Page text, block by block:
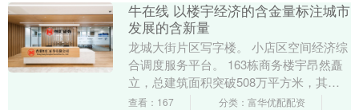
牛在线 以楼宇经济的含金量标注城市
发展的含新量
龙城大街片区写字楼。 小店区空间经济综
合调度服务平台。 163栋商务楼宇昂然矗
立，总建筑面积突破508万平方米，其中
纳税超千万元的楼宇达37栋、纳税超亿元
查看：167 分类：富华优配配资